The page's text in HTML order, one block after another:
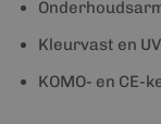
Kleurvast en
KOMO- en CE-